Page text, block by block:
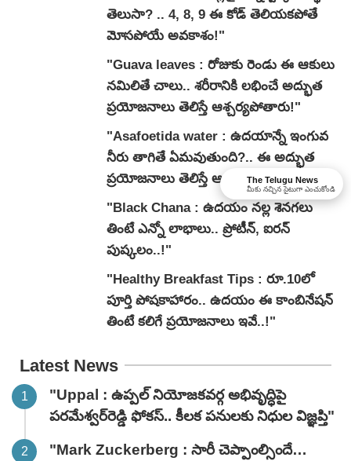
తెలుసా? .. 4, 8, 9 ఈ కోడ్ తెలియకపోతే
మోసపోయే అవకాశం!"
"Guava leaves : రోజుకు రెండు ఈ ఆకులు
నమిలితే చాలు.. శరీరానికి లభించే అద్భుత
ప్రయోజనాలు తెలిస్తే ఆశ్చర్యపోతారు!"
"Asafoetida water : ఉదయాన్నే ఇంగువ
నీరు తాగితే ఏమవుతుంది?.. ఈ అద్భుత
ప్రయోజనాలు తెలిస్తే ఆశ్చర్యపోతారు!"
"Black Chana : ఉదయం నల్ల శెనగలు
తింటే ఎన్నో లాభాలు.. ప్రోటీన్, ఐరన్
పుష్కలం..!"
"Healthy Breakfast Tips : రూ.10లో
పూర్తి పోషకాహారం.. ఉదయం ఈ కాంబినేషన్
తింటే కలిగే ప్రయోజనాలు ఇవే..!"
Latest News
"Uppal : ఉప్పల్ నియోజకవర్గ అభివృద్ధిపై
పరమేశ్వర్‌రెడ్డి ఫోకస్.. కీలక పనులకు నిధుల విజ్ఞప్తి"
"Mark Zuckerberg : సారీ చెప్పాంల్సిందే…
The Telugu News
మీకు నచ్చిన సైటుగా ఎంచుకోండి